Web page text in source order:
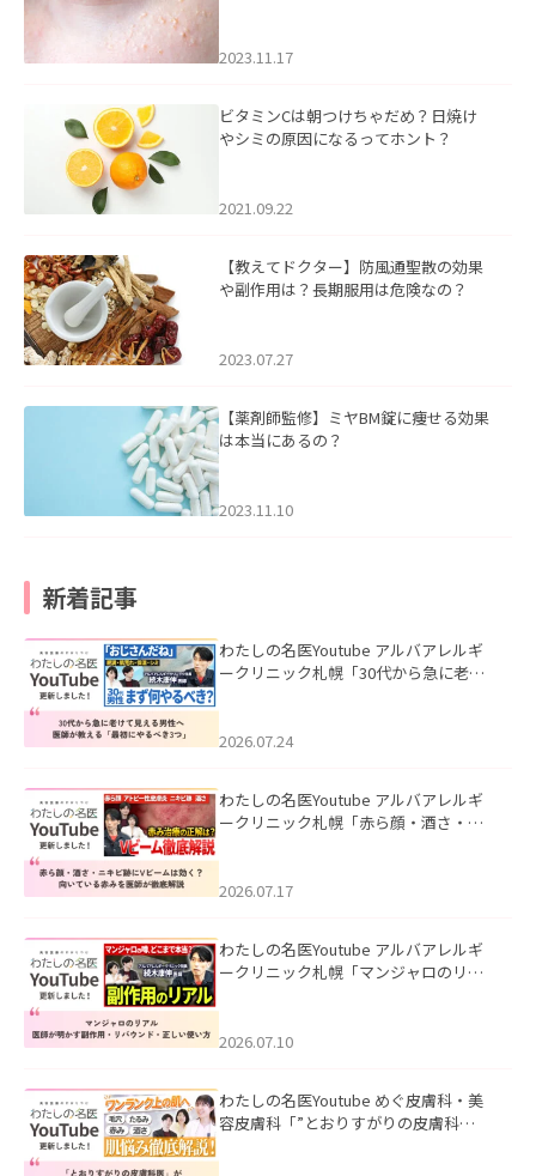
2023.11.17
ビタミンCは朝つけちゃだめ？日焼け
やシミの原因になるってホント？
2021.09.22
【教えてドクター】防風通聖散の効果
や副作用は？長期服用は危険なの？
2023.07.27
【薬剤師監修】ミヤBM錠に痩せる効果
は本当にあるの？
2023.11.10
新着記事
わたしの名医Youtube アルバアレルギ
ークリニック札幌「30代から急に老け
た。
2026.07.24
わたしの名医Youtube アルバアレルギ
ークリニック札幌「赤ら顔・酒さ・ニ
した。
2026.07.17
わたしの名医Youtube アルバアレルギ
ークリニック札幌「マンジャロのリア
た。
2026.07.10
わたしの名医Youtube めぐ皮膚科・美
容皮膚科「”とおりすがりの皮膚科